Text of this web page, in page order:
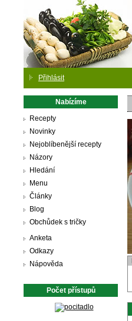
Přihlásit
Nabízíme
Recepty
Novinky
Nejoblíbenější recepty
Názory
Hledání
Menu
Články
Blog
Obchůdek s tričky
Anketa
Odkazy
Nápověda
Počet přístupů